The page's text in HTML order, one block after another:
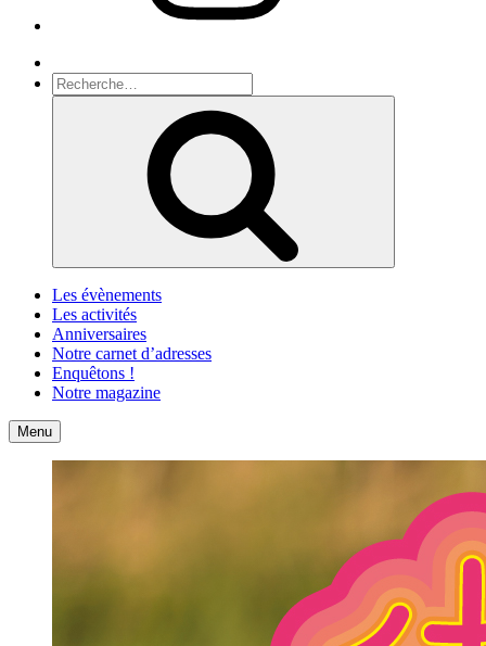
Recherche
pour
Les évènements
Les activités
Anniversaires
Notre carnet d’adresses
Enquêtons !
Notre magazine
Accueil
Menu Contact